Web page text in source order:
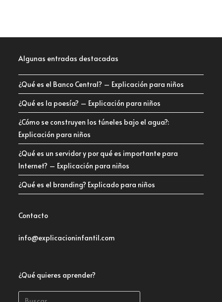
Algunas entradas destacadas
¿Qué es el Banco Central? – Explicación para niños
¿Qué es la poesía? – Explicación para niños
¿Cómo se construyen los túneles bajo el agua?:
Explicación para niños
¿Qué es un servidor y por qué es importante para
Internet? – Explicación para niños
¿Qué es el branding? Explicado para niños
Contacto
info@explicacioninfantil.com
¿Qué quieres aprender?